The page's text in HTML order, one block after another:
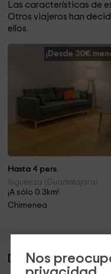
Nos
Las características de
Otros viajeros han
ellos.
¡Desde 30€
Hasta 4 pers.
Siguenza (Guadalajara)
¡A sólo 0.3km!
Chimenea
Descripción de